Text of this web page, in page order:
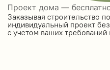
Проект дома —
Заказывая строительство
индивидуальный проект
с учетом ваших требований